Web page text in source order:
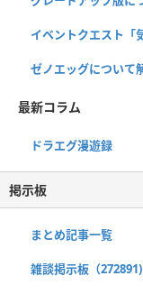
イベントクエスト「
ゼノエッグについて
最新コラム
ドラエグ漫遊録
掲示板
まとめ記事一覧
雑談掲示板（272891)